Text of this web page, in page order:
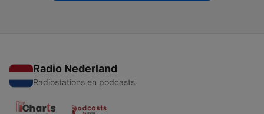
Radio Nederland
Radiostations en podcasts